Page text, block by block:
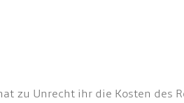
zu Unrecht ihr die Kosten des